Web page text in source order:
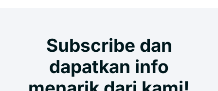
Subscribe dan
dapatkan info